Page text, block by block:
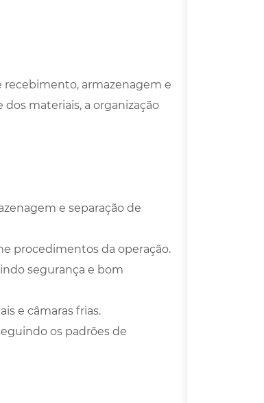
recebimento, armazenagem e
materiais, a organização
e separação de
procedimentos da operação.
segurança e bom
e câmaras frias.
os padrões de